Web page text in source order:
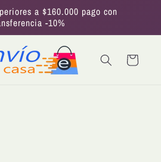
a $160.000 pago con
-10%
Carrito